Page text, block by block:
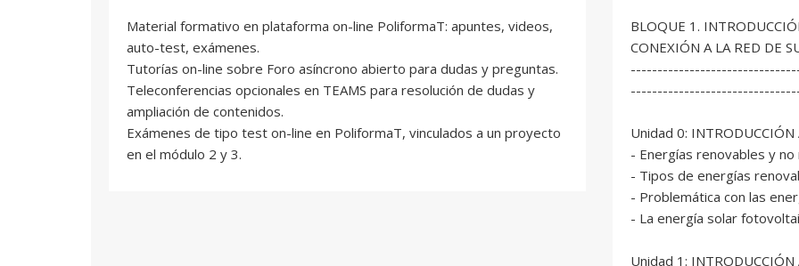
Ignacio Valdeolmillos Artíguez
Profesional del sector
Material formativo en plataforma on-line PoliformaT: apuntes, videos,
auto-test, exámenes.
Tutorías on-line sobre Foro asíncrono abierto para dudas y preguntas.
Teleconferencias opcionales en TEAMS para resolución de dudas y
ampliación de contenidos.
Exámenes de tipo test on-line en PoliformaT, vinculados a un proyecto
en el módulo 2 y 3.
BLOQUE 1.
CONEXIÓN A LA RED DE
Unidad 0: INTRODUCCIÓN
- Energías renovables y
- Tipos de energías
- Problemática con las
- La energía solar
Unidad 1: INTRODUCCIÓN